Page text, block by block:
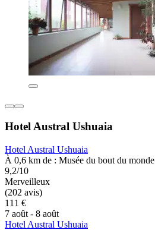
Hotel Austral Ushuaia
Hotel Austral Ushuaia
À 0,6 km de : Musée du bout du monde
9,2/10
Merveilleux
(202 avis)
111 €
7 août - 8 août
Hotel Austral Ushuaia